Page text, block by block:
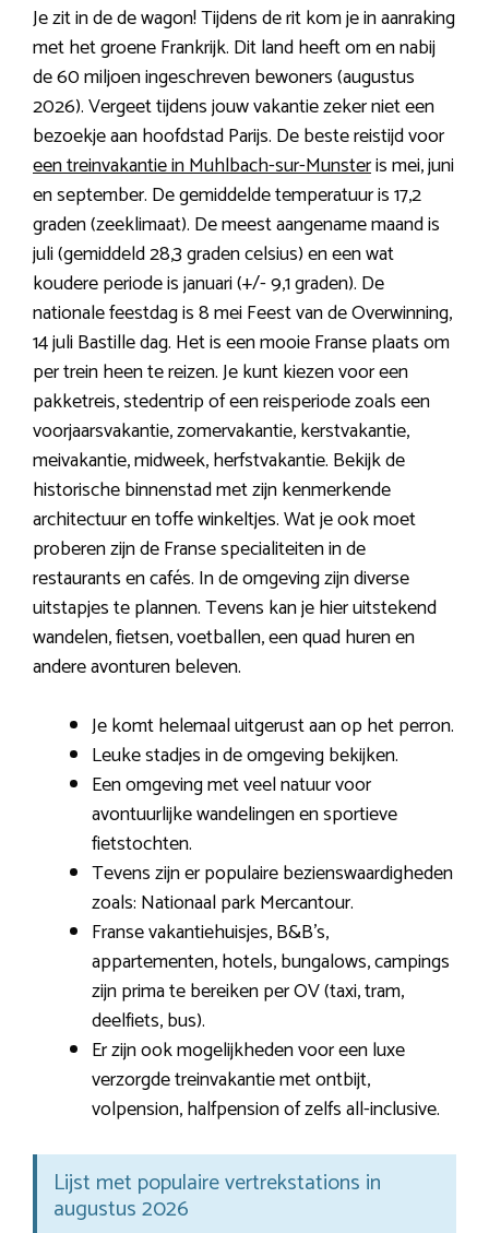
Je zit in de de wagon! Tijdens de rit kom je in aanraking
met het groene Frankrijk. Dit land heeft om en nabij
de 60 miljoen ingeschreven bewoners (augustus
2026). Vergeet tijdens jouw vakantie zeker niet een
bezoekje aan hoofdstad Parijs. De beste reistijd voor
een treinvakantie in Muhlbach-sur-Munsteris mei, juni
en september. De gemiddelde temperatuur is 17,2
graden (zeeklimaat). De meest aangename maand is
juli (gemiddeld 28,3 graden celsius) en een wat
koudere periode is januari (+/- 9,1 graden). De
nationale feestdag is 8 mei Feest van de Overwinning,
14 juli Bastille dag. Het is een mooie Franse plaats om
per trein heen te reizen. Je kunt kiezen voor een
pakketreis, stedentrip of een reisperiode zoals een
voorjaarsvakantie, zomervakantie, kerstvakantie,
meivakantie, midweek, herfstvakantie. Bekijk de
historische binnenstad met zijn kenmerkende
architectuur en toffe winkeltjes. Wat je ook moet
proberen zijn de Franse specialiteiten in de
restaurants en cafés. In de omgeving zijn diverse
uitstapjes te plannen. Tevens kan je hier uitstekend
wandelen, fietsen, voetballen, een quad huren en
andere avonturen beleven.
Je komt helemaal uitgerust aan op het perron.
Leuke stadjes in de omgeving bekijken.
Een omgeving met veel natuur voor
avontuurlijke wandelingen en sportieve
fietstochten.
Tevens zijn er populaire bezienswaardigheden
zoals: Nationaal park Mercantour.
Franse vakantiehuisjes, B&B’s,
appartementen, hotels, bungalows, campings
zijn prima te bereiken per OV (taxi, tram,
deelfiets, bus).
Er zijn ook mogelijkheden voor een luxe
verzorgde treinvakantie met ontbijt,
volpension, halfpension of zelfs all-inclusive.
Lijst met populaire vertrekstations in
augustus 2026